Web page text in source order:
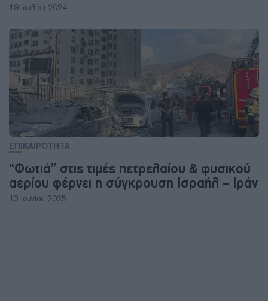
19 Ιουλίου 2024
ΕΠΙΚΑΙΡΟΤΗΤΑ
“Φωτιά” στις τιμές πετρελαίου & φυσικού
αερίου φέρνει η σύγκρουση Ισραήλ – Ιράν
13 Ιουνίου 2025